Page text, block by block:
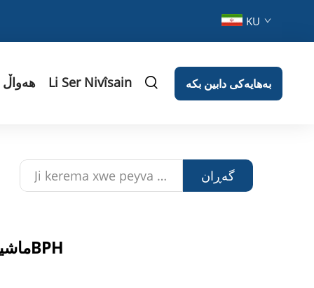
KU
هەواڵ Li Ser Nivîsain بەهایەکی دابین بکە
گەڕان
ماشینی پڕکردنی ئاوی خۆمەڵکاری مینەرالی 4000BPH